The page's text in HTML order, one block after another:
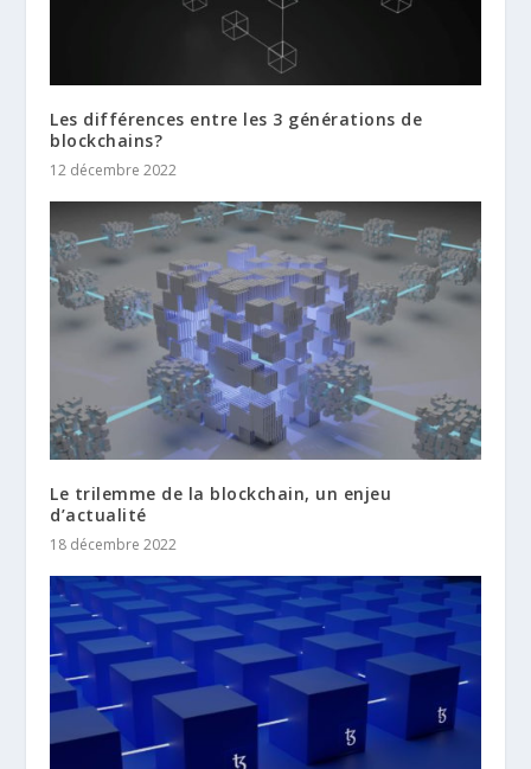
Les différences entre les 3 générations de
blockchains?
12 décembre 2022
Le trilemme de la blockchain, un enjeu
d’actualité
18 décembre 2022